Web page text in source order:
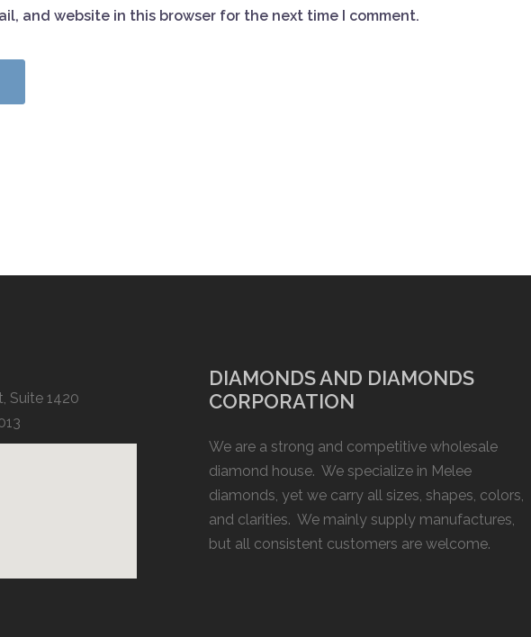
and website in this browser for the next time I comment.
Suite 1420
DIAMONDS AND DIAMONDS
CORPORATION
We are a strong and competitive wholesale
diamond house. We specialize in Melee
diamonds, yet we carry all sizes, shapes, colors,
and clarities. We mainly supply manufactures,
but all consistent customers are welcome.